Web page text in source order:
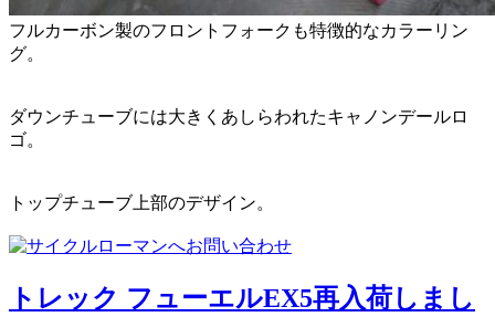
フルカーボン製のフロントフォークも特徴的なカラーリン
グ。
ダウンチューブには大きくあしらわれたキャノンデールロ
ゴ。
トップチューブ上部のデザイン。
トレック フューエルEX5再入荷しまし